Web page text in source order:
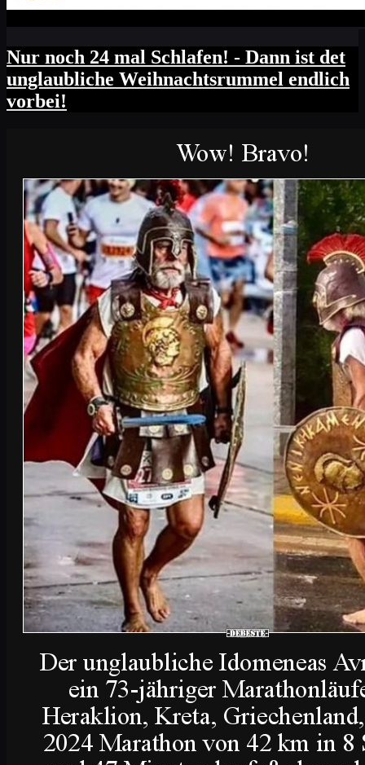
Nur noch 24 mal Schlafen! - Dann ist det
unglaubliche Weihnachtsrummel endlich
vorbei!